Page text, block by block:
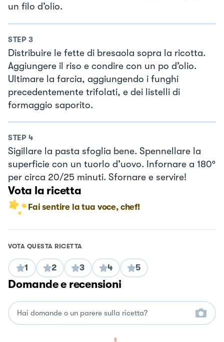
un filo d’olio.
STEP 3
Distribuire le fette di bresaola sopra la ricotta.
Aggiungere il riso e condire con un po d’olio.
Ultimare la farcia, aggiungendo i funghi
precedentemente trifolati, e dei listelli di
formaggio saporito.
STEP 4
Sigillare la pasta sfoglia bene. Spennellare la
superficie con un tuorlo d’uovo. Infornare a 180°
per circa 20/25 minuti. Sfornare e servire!
Vota la ricetta
Fai sentire la tua voce, chef!
VOTA QUESTA RICETTA
1 2 3 4 5
Domande e recensioni